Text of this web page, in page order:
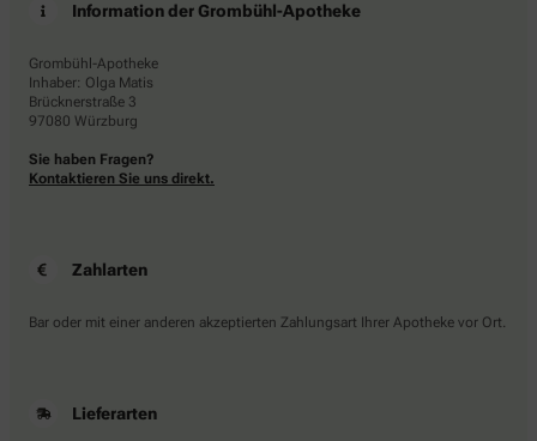
Information der Grombühl-Apotheke
Grombühl-Apotheke
Inhaber: Olga Matis
Brücknerstraße 3
97080 Würzburg
Sie haben Fragen?
Kontaktieren Sie uns direkt.
Zahlarten
Bar oder mit einer anderen akzeptierten Zahlungsart Ihrer Apotheke vor Ort.
Lieferarten